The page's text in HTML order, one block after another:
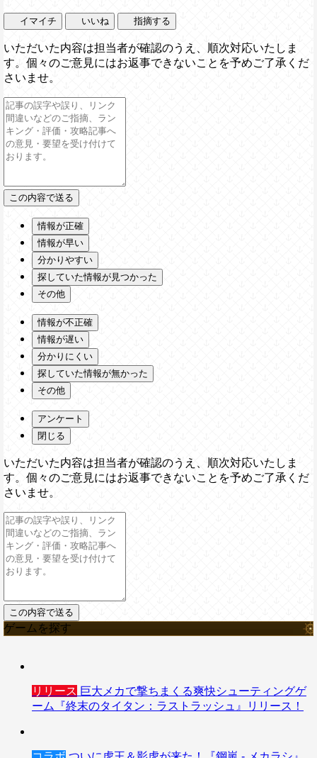
イマイチ いいね 指摘する
いただいた内容は担当者が確認のうえ、順次対応いたしま
す。個々のご意見にはお返事できないことを予めご了承くだ
さいませ。
情報が正確
情報が早い
分かりやすい
探していた情報が見つかった
その他
情報が不正確
情報が遅い
分かりにくい
探していた情報が無かった
その他
アンケート
閉じる
いただいた内容は担当者が確認のうえ、順次対応いたしま
す。個々のご意見にはお返事できないことを予めご了承くだ
さいませ。
ゲームを探す
リリース 巨大メカで撃ちまくる爽快シューティングゲ
ーム『終末のタイタン：ラストラッシュ』リリース！